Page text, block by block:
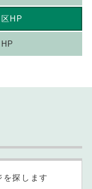
HP
を探します